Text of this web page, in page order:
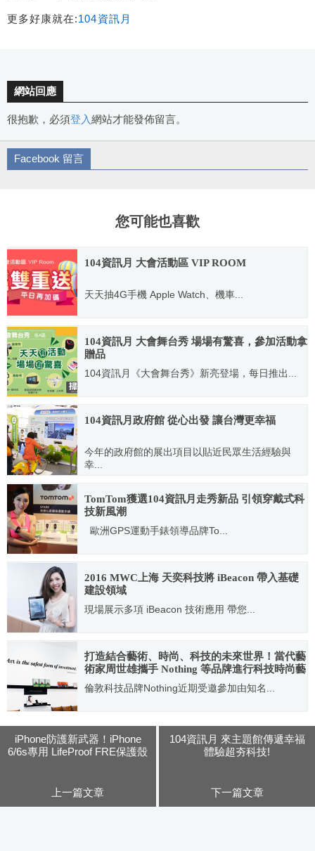
更多好康就在:104資訊月
網站回應
很抱歉，必須登入網站才能發佈留言。
Facebook 留言
您可能也喜歡
104資訊月 大會活動區 VIP ROOM
天天抽4G手機 Apple Watch、機車...
2015.11.26
104資訊月 大會舞台秀 場場有驚喜，參加活動拿
贈品
104資訊月《大會舞台秀》新亮登場，每日推出...
2015.11.26
104資訊月政府館 從心出發 讓台灣更幸福
今年的政府館的展出項目以貼近民眾生活經驗與
幸...
2015.11.30
TomTom獲選104資訊月走秀新品 引領穿戴式科
技新風潮
歐洲GPS運動手錶領導品牌To...
2015.11.25
2016 MWC上海 天奕科技將 iBeacon 帶入基礎
建設領域
現場展示多項 iBeacon 技術應用 帶您...
2016.06.27
打造結合藝術、時尚、科技的未來世界！當代藝
術家周世雄攜手 Nothing 等品牌進行科技時尚藝
術展
倫敦科技品牌Nothing近期受邀參加由知名...
iPhone防護新武器！iPhone
6/6s專用 LifeProof FRE保護殼
上一篇文章
104資訊月 來主題館傳遞幸福
體驗超夯科技!
下一篇文章